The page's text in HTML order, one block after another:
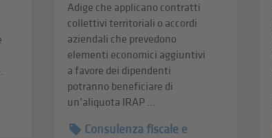
Adige che applicano contratti
collettivi territoriali o accordi
aziendali che prevedono
elementi economici aggiuntivi
a favore dei dipendenti
potranno beneficiare di
un’aliquota IRAP ...
Consulenza fiscale e